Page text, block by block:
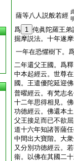
薩等八人説般若經
爲 1 伅眞陀羅王弟
掘摩説法。十年遂
一年在恐懼樹下。
二年還父王國。爲
中本起經云。世尊
國。王遣優陀延迎
普曜經云。有梵志
十二年思得相見。
功徳經云。佛還本
父王接足而已不欲
道十六年知諸菩薩
中間出大寶階。大
又分別功徳經云。
衞。以佛在其國二